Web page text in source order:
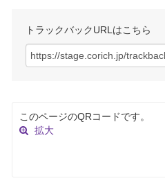
トラックバックURLはこちら
このページのQRコードです。
拡大